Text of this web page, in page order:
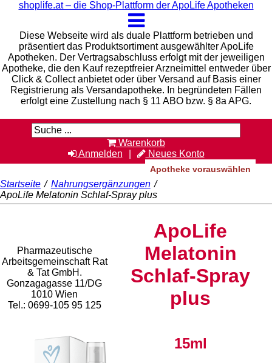
shoplife.at – die Shop-Plattform der ApoLife Apotheken
Diese Webseite wird als duale Plattform betrieben und
präsentiert das Produktsortiment ausgewählter ApoLife
Apotheken. Der Vertragsabschluss erfolgt mit der jeweiligen
Apotheke, die den Kauf rezeptfreier Arzneimittel entweder über
Click & Collect anbietet oder über Versand auf Basis einer
Registrierung als Versandapotheke. In begründeten Fällen
erfolgt eine Zustellung nach § 11 ABO bzw. § 8a APG.
Warenkorb
Anmelden
Neues Konto
Apotheke vorauswählen
Startseite / Nahrungsergänzungen /
ApoLife Melatonin Schlaf-Spray plus
ApoLife
Melatonin
Schlaf-Spray
plus
15ml
Pharmazeutische
Arbeitsgemeinschaft Rat
& Tat GmbH.
Gonzagagasse 11/DG
1010 Wien
Tel.: 0699-105 95 125